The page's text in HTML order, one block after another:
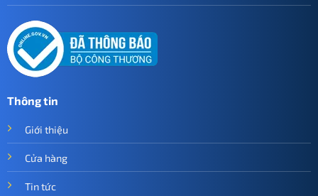
Thông tin
Giới thiệu
Cửa hàng
Tin tức